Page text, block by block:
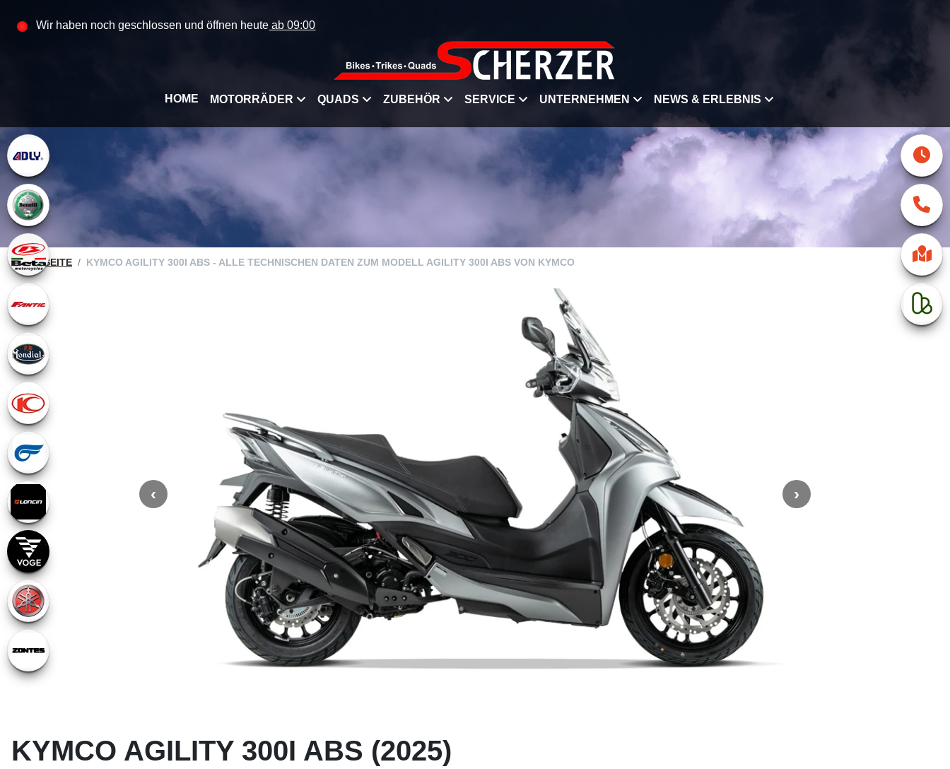
Wir haben noch geschlossen und öffnen heute ab 09:00
HOME MOTORRÄDER QUADS ZUBEHÖR SERVICE UNTERNEHMEN NEWS & ERLEBNIS
STARTSEITE KYMCO AGILITY 300I ABS - ALLE TECHNISCHEN DATEN ZUM MODELL AGILITY 300I ABS VON KYMCO
KYMCO AGILITY 300I ABS (2025)